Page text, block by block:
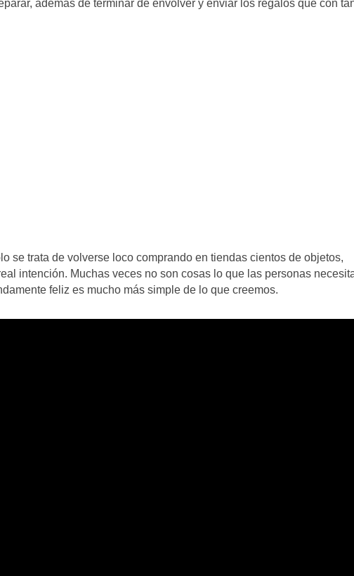
además de terminar de envolver y enviar los regalos que con
se trata de volverse loco comprando en tiendas cientos de objetos,
intención. Muchas veces no son cosas lo que las personas
feliz es mucho más simple de lo que creemos.